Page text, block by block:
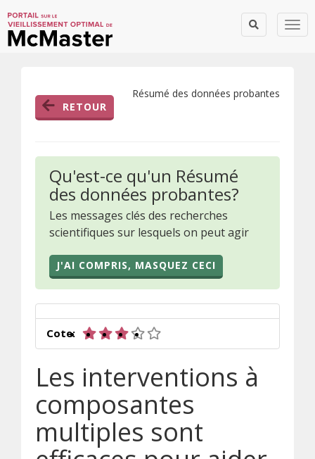
RETOUR
Résumé des données probantes
Qu'est-ce qu'un Résumé
des données probantes?
Les messages clés des recherches
scientifiques sur lesquels on peut agir
J'AI COMPRIS, MASQUEZ CECI
Cote:
Les interventions à
composantes
multiples sont